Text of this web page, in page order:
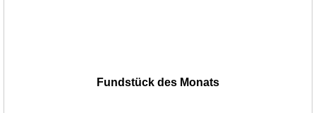
Fundstück des Monats